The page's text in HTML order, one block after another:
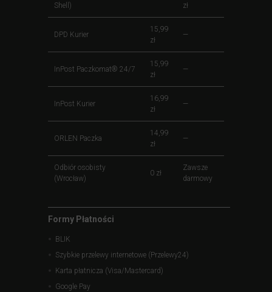
Shell)
zł
DPD Kurier
15,99
zł
—
InPost Paczkomat® 24/7
15,99
zł
—
InPost Kurier
16,99
zł
—
ORLEN Paczka
14,99
zł
—
Odbiór osobisty
(Wrocław)
0 zł
Zawsze
darmowy
Formy Płatności
BLIK
Szybkie przelewy internetowe (Przelewy24)
Karta płatnicza (Visa/Mastercard)
Google Pay